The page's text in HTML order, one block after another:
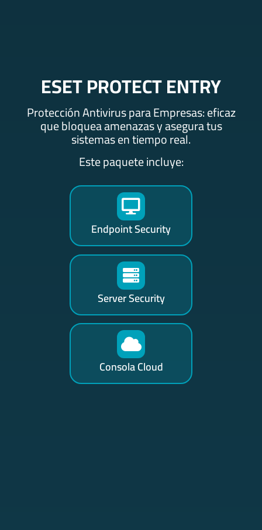
ESET PROTECT ENTRY
Protección Antivirus para Empresas: eficaz
que bloquea amenazas y asegura tus
sistemas en tiempo real.
Este paquete incluye:
Endpoint Security
Server Security
Consola Cloud